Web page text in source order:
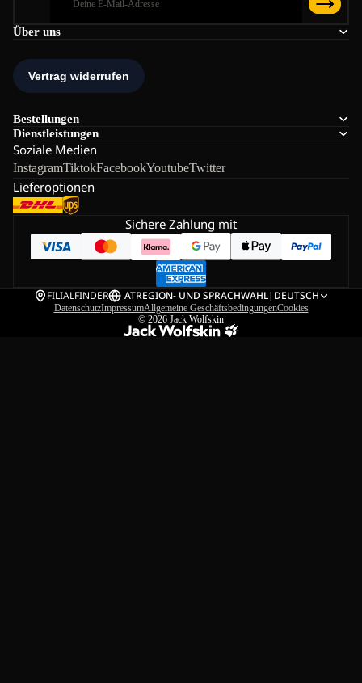
Über uns
Bestellungen
Dienstleistungen
Soziale Medien
InstagramTiktokFacebookYoutubeTwitter
Lieferoptionen
Sichere Zahlung mit
FILIALFINDER ATREGION- UND SPRACHWAHL| DEUTSCH
DatenschutzImpressumAllgemeine GeschäftsbedingungenCookies
© 2026 Jack Wolfskin